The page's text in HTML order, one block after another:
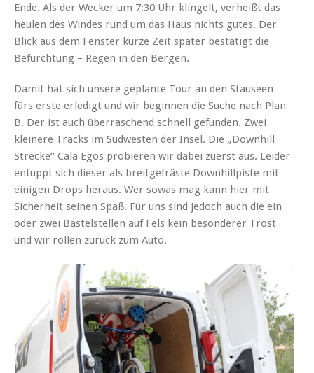
Ende. Als der Wecker um 7:30 Uhr klingelt, verheißt das
heulen des Windes rund um das Haus nichts gutes. Der
Blick aus dem Fenster kurze Zeit später bestätigt die
Befürchtung – Regen in den Bergen.
Damit hat sich unsere geplante Tour an den Stauseen
fürs erste erledigt und wir beginnen die Suche nach Plan
B. Der ist auch überraschend schnell gefunden. Zwei
kleinere Tracks im Südwesten der Insel. Die „Downhill
Strecke“ Cala Egos probieren wir dabei zuerst aus. Leider
entuppt sich dieser als breitgefräste Downhillpiste mit
einigen Drops heraus. Wer sowas mag kann hier mit
Sicherheit seinen Spaß. Für uns sind jedoch auch die ein
oder zwei Bastelstellen auf Fels kein besonderer Trost
und wir rollen zurück zum Auto.